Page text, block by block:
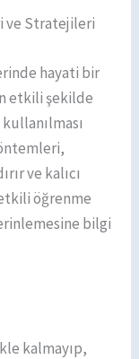
ve Stratejileri
hayati bir
etkili şekilde
ve kalıcı
öğrenme
bilgi
kalmayıp,